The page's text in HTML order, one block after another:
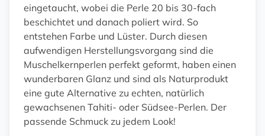
eingetaucht, wobei die Perle 20 bis 30-fach
beschichtet und danach poliert wird. So
entstehen Farbe und Lüster. Durch diesen
aufwendigen Herstellungsvorgang sind die
Muschelkernperlen perfekt geformt, haben einen
wunderbaren Glanz und sind als Naturprodukt
eine gute Alternative zu echten, natürlich
gewachsenen Tahiti- oder Südsee-Perlen. Der
passende Schmuck zu jedem Look!